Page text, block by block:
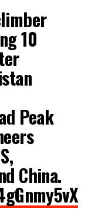
10
Peak
China.